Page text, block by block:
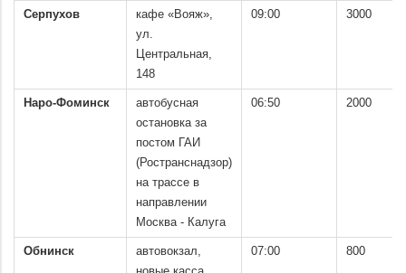
Серпухов
кафе «Вояж»,
ул.
Центральная,
148
09:00 3000
Наро-Фоминск
автобусная
остановка за
постом ГАИ
(Ространснадзор)
на трассе в
направлении
Москва - Калуга
06:50 2000
Обнинск
автовокзал,
07:00 800